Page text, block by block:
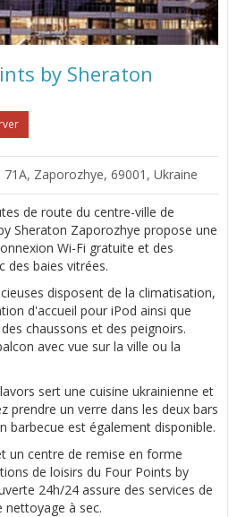
by Sheraton
Zaporozhye, 69001, Ukraine
de route du centre-ville de
Sheraton Zaporozhye propose une
Wi-Fi gratuite et des
des baies vitrées.
disposent de la climatisation,
d'accueil pour iPod ainsi que
chaussons et des peignoirs.
avec vue sur la ville ou la
sert une cuisine ukrainienne et
prendre un verre dans les deux bars
barbecue est également disponible.
un centre de remise en forme
de loisirs du Four Points by
24h/24 assure des services de
à sec.